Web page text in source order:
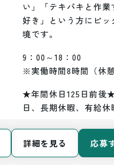
い」「テキパキと作業
好き」という方にピッ
境です。
9：00～18：00
※実働時間8時間（休憩
★年間休日125日前後
日、長期休暇、有給休
詳細を見る 応募